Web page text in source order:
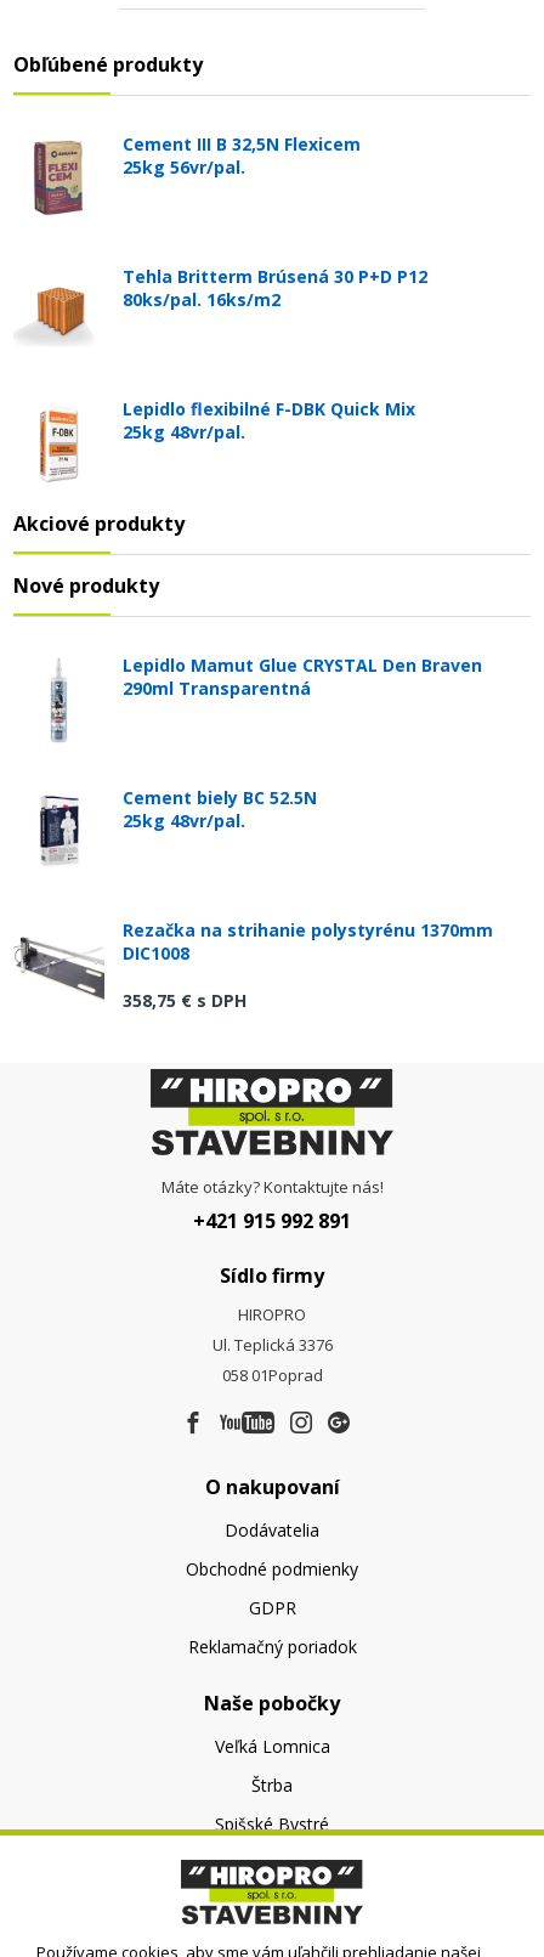
Obľúbené produkty
Cement III B 32,5N Flexicem
25kg 56vr/pal.
Tehla Britterm Brúsená 30 P+D P12
80ks/pal. 16ks/m2
Lepidlo flexibilné F-DBK Quick Mix
25kg 48vr/pal.
Akciové produkty
Nové produkty
Lepidlo Mamut Glue CRYSTAL Den Braven
290ml Transparentná
Cement biely BC 52.5N
25kg 48vr/pal.
Rezačka na strihanie polystyrénu 1370mm
DIC1008
358,75 € s DPH
Máte otázky? Kontaktujte nás!
+421 915 992 891
Sídlo firmy
HIROPRO
Ul. Teplická 3376
058 01Poprad
O nakupovaní
Dodávatelia
Obchodné podmienky
GDPR
Reklamačný poriadok
Naše pobočky
Veľká Lomnica
Štrba
Spišské Bystré
O nás
O spoločnosti
Používame cookies, aby sme vám uľahčili prehliadanie našej